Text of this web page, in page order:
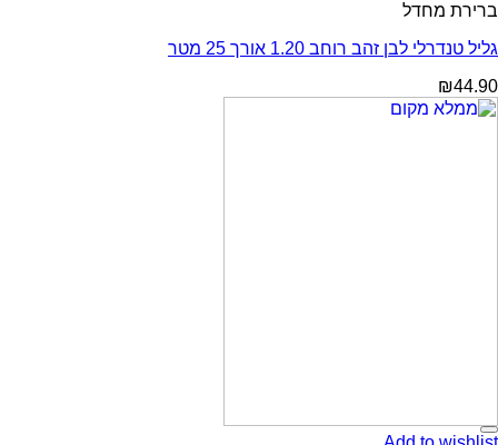
ברירת מחדל
גליל טנדרלי לבן זהב רוחב 1.20 אורך 25 מטר
₪44.90